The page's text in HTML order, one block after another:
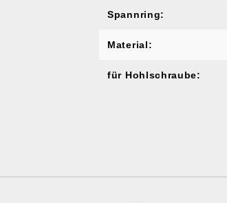
Spannring:
Material:
für Hohlschraube: